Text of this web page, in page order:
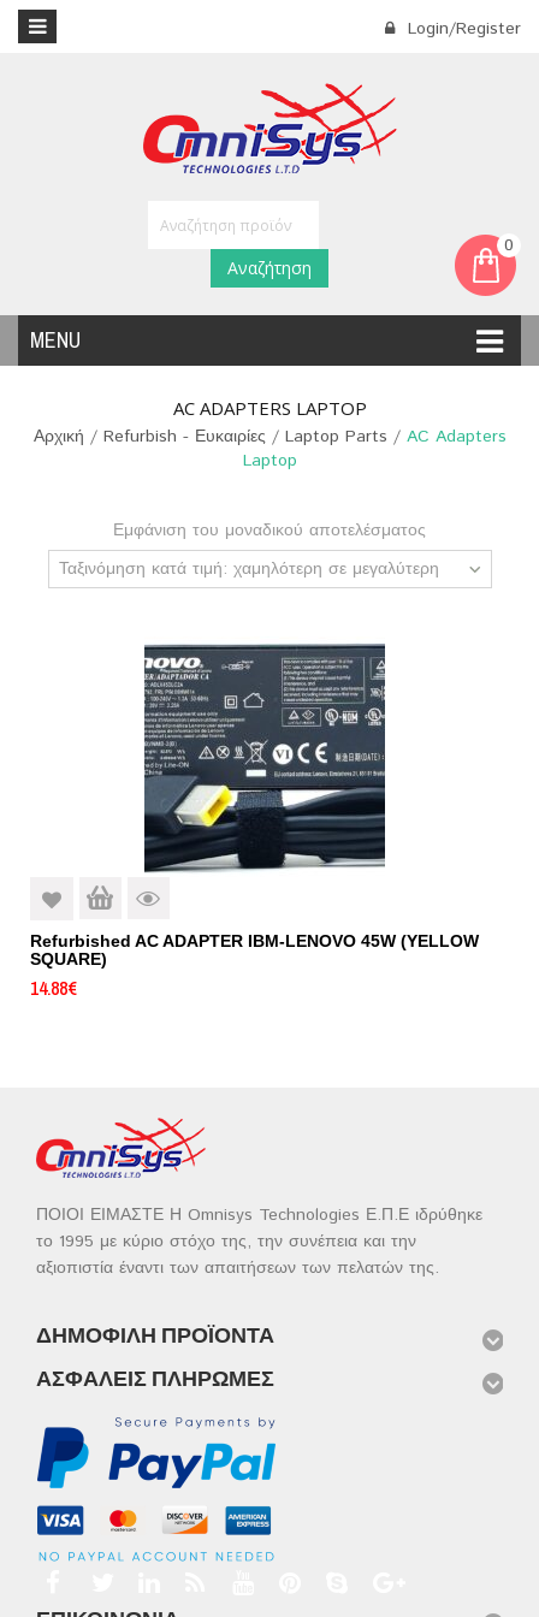
Login/Register
0
MENU
Αναζήτηση
AC ADAPTERS LAPTOP
Αρχική / Refurbish - Ευκαιρίες/ Laptop Parts / AC Adapters
Laptop
Εμφάνιση του μοναδικού αποτελέσματος
Ταξινόμηση κατά τιμή: χαμηλότερη σε μεγαλύτερη
Refurbished AC ADAPTER IBM-LENOVO 45W (YELLOW
SQUARE)
14.88€
ΠΟΙΟΙ ΕΙΜΑΣΤΕ Η Omnisys Technologies Ε.Π.Ε ιδρύθηκε
το 1995 με κύριο στόχο της, την συνέπεια και την
αξιοπιστία έναντι των απαιτήσεων των πελατών της.
ΔΗΜΟΦΙΛΉ ΠΡΟΪΌΝΤΑ
ΑΣΦΑΛΕΊΣ ΠΛΗΡΩΜΈΣ